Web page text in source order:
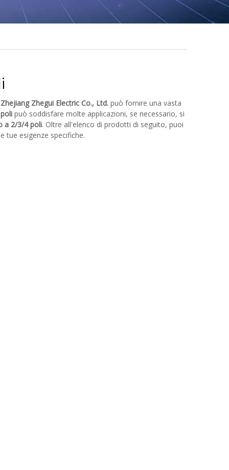
Zhejiang Zhegui Electric Co., Ltd. può fornire una vasta
può soddisfare molte applicazioni, se necessario, si
a 2/3/4 poli. Oltre all'elenco di prodotti di seguito, puoi
tue esigenze specifiche.